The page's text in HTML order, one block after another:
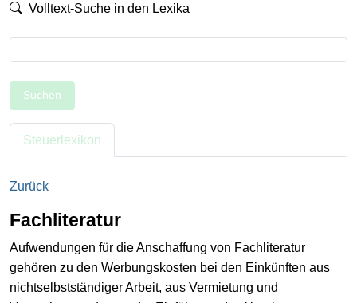
Volltext-Suche in den Lexika
Suchen
Steuerlexikon
Zurück
Fachliteratur
Aufwendungen für die Anschaffung von Fachliteratur
gehören zu den Werbungskosten bei den Einkünften aus
nichtselbstständiger Arbeit, aus Vermietung und